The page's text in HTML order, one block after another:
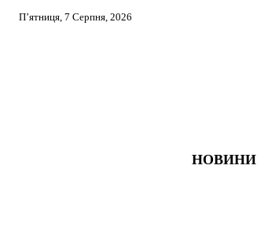
П’ятниця, 7 Серпня, 2026
НОВИНИ